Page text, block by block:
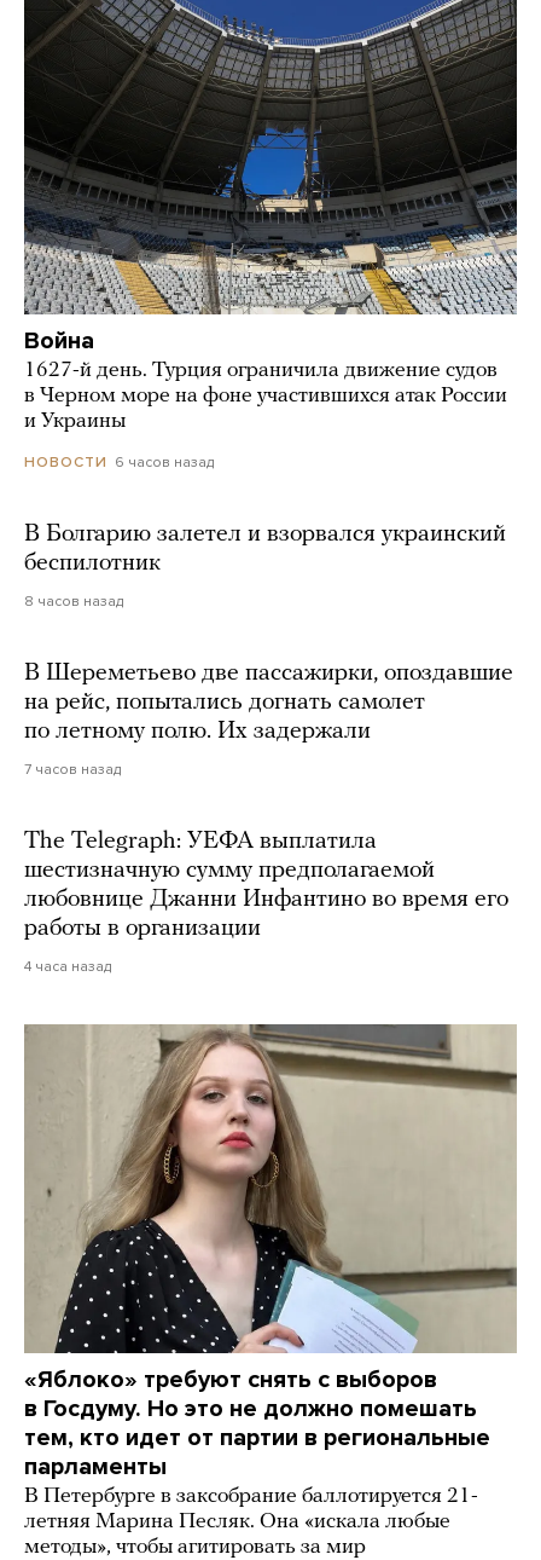
Война
1627-й день. Турция ограничила движение судов
в Черном море на фоне участившихся атак России
и Украины
НОВОСТИ 6 часов назад
В Болгарию залетел и взорвался украинский
беспилотник
8 часов назад
В Шереметьево две пассажирки, опоздавшие
на рейс, попытались догнать самолет
по летному полю. Их задержали
7 часов назад
The Telegraph: УЕФА выплатила
шестизначную сумму предполагаемой
любовнице Джанни Инфантино во время его
работы в организации
4 часа назад
«Яблоко» требуют снять с выборов
в Госдуму. Но это не должно помешать
тем, кто идет от партии в региональные
парламенты
В Петербурге в заксобрание баллотируется 21-
летняя Марина Песляк. Она «искала любые
методы», чтобы агитировать за мир